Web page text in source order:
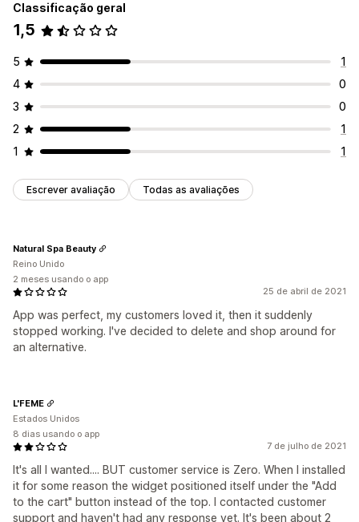
Classificação geral
1,5
5
1
4
0
3
0
2
1
1
1
Escrever avaliação Todas as avaliações
25 de abril de 2021
App was perfect, my customers loved it, then it suddenly
stopped working. I've decided to delete and shop around for
an alternative.
Natural Spa Beauty
Reino Unido
2 meses usando o app
7 de julho de 2021
It's all I wanted.... BUT customer service is Zero. When I installed
it for some reason the widget positioned itself under the "Add
to the cart" button instead of the top. I contacted customer
support and haven't had any response yet. It's been about 2
L'FEME
Estados Unidos
8 dias usando o app